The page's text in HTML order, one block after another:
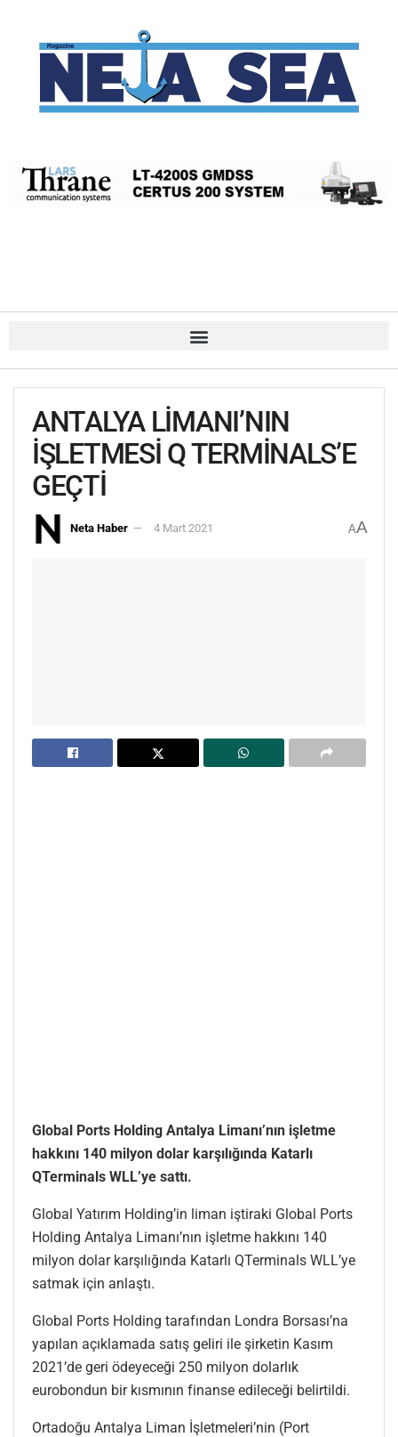
ANTALYA LİMANI’NIN
İŞLETMESİ Q TERMİNALS’E
GEÇTİ
Neta Haber 4 Mart 2021 AA
Global Ports Holding Antalya Limanı’nın işletme
hakkını 140 milyon dolar karşılığında Katarlı
QTerminals WLL’ye sattı.
Global Yatırım Holding’in liman iştiraki Global Ports
Holding Antalya Limanı’nın işletme hakkını 140
milyon dolar karşılığında Katarlı QTerminals WLL’ye
satmak için anlaştı.
Global Ports Holding tarafından Londra Borsası’na
yapılan açıklamada satış geliri ile şirketin Kasım
2021’de geri ödeyeceği 250 milyon dolarlık
eurobondun bir kısmının finanse edileceği belirtildi.
Ortadoğu Antalya Liman İşletmeleri’nin (Port